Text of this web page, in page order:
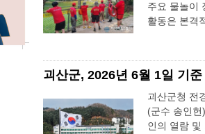
주요 물놀이
활동은 본격
괴산군, 2026년 6월 1일 기
괴산군청 전
(군수 송인
인의 열람